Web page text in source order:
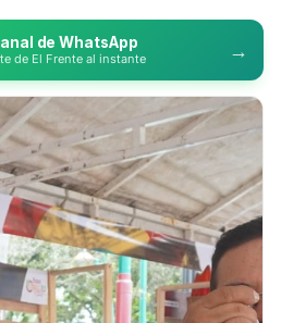
de WhatsApp
de El Frente al instante →